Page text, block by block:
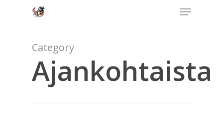
Menu
Category
Ajankohtaista